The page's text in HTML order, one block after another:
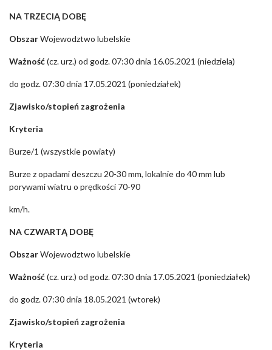
NA TRZECIĄ DOBĘ
ObszarWojewodztwo lubelskie
Ważność(cz. urz.) od godz. 07:30 dnia 16.05.2021 (niedziela)
do godz. 07:30 dnia 17.05.2021 (poniedziałek)
Zjawisko/stopień zagrożenia
Kryteria
Burze/1 (wszystkie powiaty)
Burze z opadami deszczu 20-30 mm, lokalnie do 40 mm lub
porywami wiatru o prędkości 70-90
km/h.
NA CZWARTĄ DOBĘ
ObszarWojewodztwo lubelskie
Ważność(cz. urz.) od godz. 07:30 dnia 17.05.2021 (poniedziałek)
do godz. 07:30 dnia 18.05.2021 (wtorek)
Zjawisko/stopień zagrożenia
Kryteria